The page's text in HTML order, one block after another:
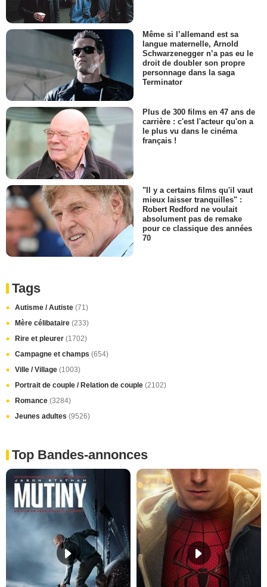
Même si l’allemand est sa
langue maternelle, Arnold
Schwarzenegger n’a pas eu le
droit de doubler son propre
personnage dans la saga
Terminator
Plus de 300 films en 47 ans de
carrière : c'est l'acteur qu'on a
le plus vu dans le cinéma
français !
"Il y a certains films qu'il vaut
mieux laisser tranquilles" :
Robert Redford ne voulait
absolument pas de remake
pour ce classique des années
70
Tags
Autisme / Autiste (71)
Mère célibataire (233)
Rire et pleurer (1702)
Campagne et champs (654)
Ville / Village (1003)
Portrait de couple / Relation de couple (2102)
Romance (3284)
Jeunes adultes (9526)
Top Bandes-annonces